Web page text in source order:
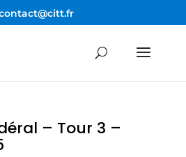
– Tour 3 –